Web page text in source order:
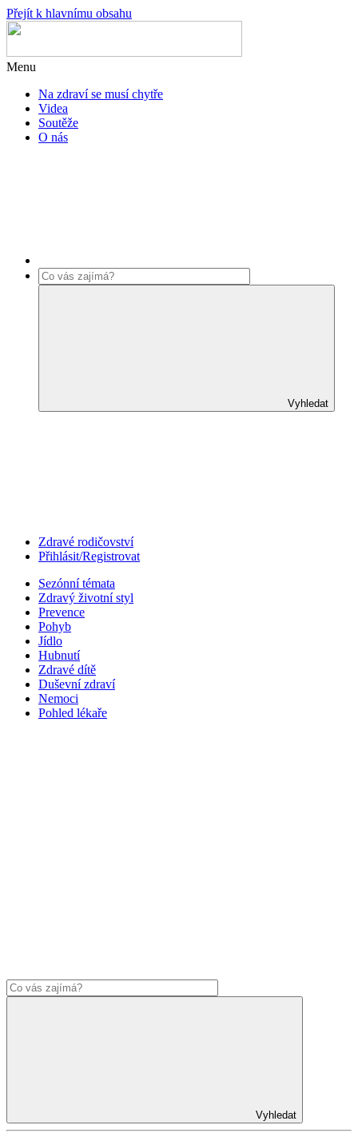
Přejít k hlavnímu obsahu
Menu
Na zdraví se musí chytře
Videa
Soutěže
O nás
Vyhledat
Zdravé rodičovství
Přihlásit/Registrovat
Sezónní témata
Zdravý životní styl
Prevence
Pohyb
Jídlo
Hubnutí
Zdravé dítě
Duševní zdraví
Nemoci
Pohled lékaře
Vyhledat